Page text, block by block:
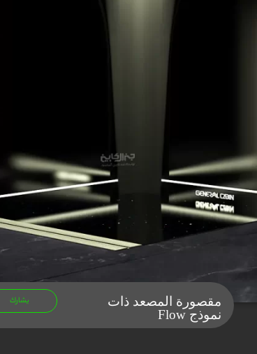
مقصورة المصعد ذات
نموذج Flow
يشارك